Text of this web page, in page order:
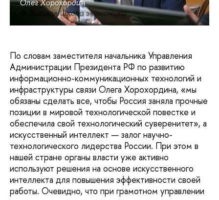
Олег Хорохордин
© Высшая школа экономики
По словам заместителя начальника Управления
Администрации Президента РФ по развитию
информационно-коммуникационных технологий и
инфраструктуры связи Олега Хорохордина, «мы
обязаны сделать все, чтобы Россия заняла прочные
позиции в мировой технологической повестке и
обеспечила свой технологический суверенитет», а
искусственный интеллект — залог научно-
технологического лидерства России. При этом в
нашей стране органы власти уже активно
используют решения на основе искусственного
интеллекта для повышения эффективности своей
работы. Очевидно, что при грамотном управлении